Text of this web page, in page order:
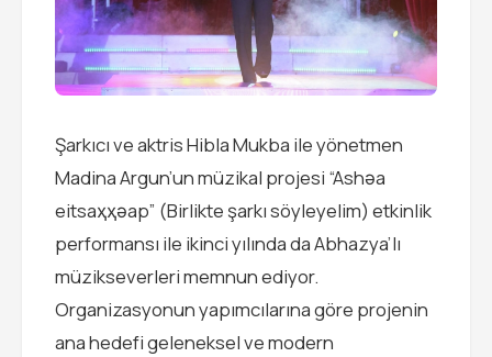
Şarkıcı ve aktris Hibla Mukba ile yönetmen
Madina Argun’un müzikal projesi “Ashәa
eitsaҳҳәap” (Birlikte şarkı söyleyelim) etkinlik
performansı ile ikinci yılında da Abhazya’lı
müzikseverleri memnun ediyor.
Organizasyonun yapımcılarına göre projenin
ana hedefi geleneksel ve modern